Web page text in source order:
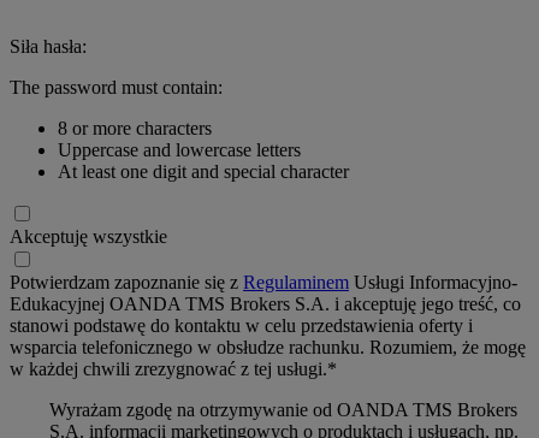
Siła hasła:
The password must contain:
8 or more characters
Uppercase and lowercase letters
At least one digit and special character
Akceptuję wszystkie
Potwierdzam zapoznanie się z Regulaminem Usługi Informacyjno-
Edukacyjnej OANDA TMS Brokers S.A. i akceptuję jego treść, co
stanowi podstawę do kontaktu w celu przedstawienia oferty i
wsparcia telefonicznego w obsłudze rachunku. Rozumiem, że mogę
w każdej chwili zrezygnować z tej usługi.*
Wyrażam zgodę na otrzymywanie od OANDA TMS Brokers
S.A. informacji marketingowych o produktach i usługach, np.